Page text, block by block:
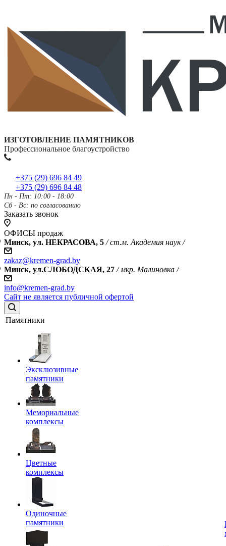
ИЗГОТОВЛЕНИЕ ПАМЯТНИКОВ
Профессиональное благоустройство
+375 (29) 696 84 49
+375 (29) 696 84 48
Пн - Пт: 10:00 - 18:00
Сб - Вс: по согласованию
Заказать звонок
ОФИСЫ продаж
Минск, ул. НЕКРАСОВА, 5 / ст.м. Академия наук /
zakaz@kremen-grad.by
Минск, ул.СЛОБОДСКАЯ, 27 / мкр. Малиновка /
info@kremen-grad.by
Сайт не является публичной офертой
Памятники
Эксклюзивные
памятники
Мемориальные
комплексы
Цветные
комплексы
Одиночные
памятники